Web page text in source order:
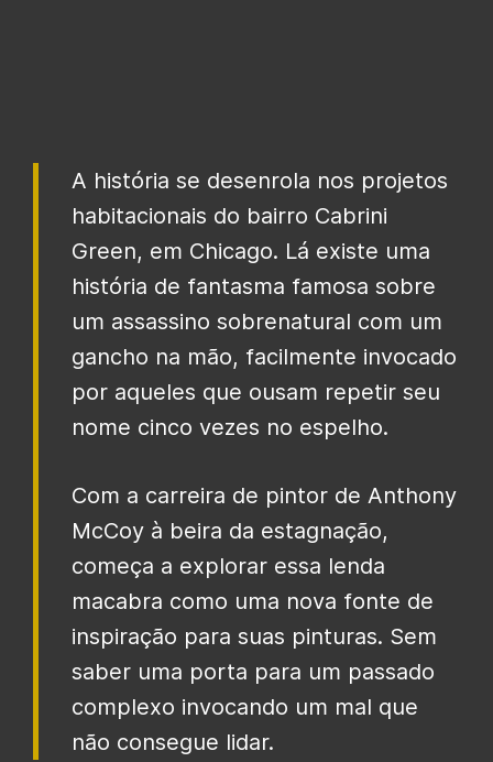
A história se desenrola nos projetos
habitacionais do bairro Cabrini
Green, em Chicago. Lá existe uma
história de fantasma famosa sobre
um assassino sobrenatural com um
gancho na mão, facilmente invocado
por aqueles que ousam repetir seu
nome cinco vezes no espelho.
Com a carreira de pintor de Anthony
McCoy à beira da estagnação,
começa a explorar essa lenda
macabra como uma nova fonte de
inspiração para suas pinturas. Sem
saber uma porta para um passado
complexo invocando um mal que
não consegue lidar.